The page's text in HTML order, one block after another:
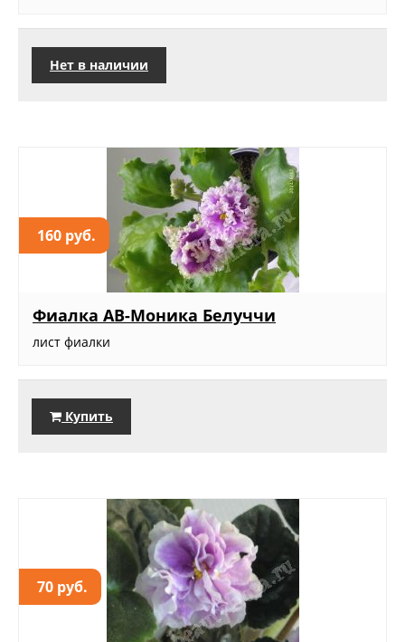
Нет в наличии
160 руб.
Фиалка АВ-Моника Белуччи
лист фиалки
Купить
70 руб.